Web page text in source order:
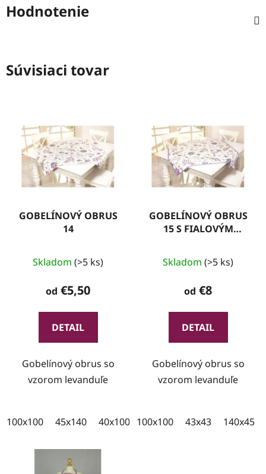
Hodnotenie
Súvisiaci tovar
GOBELÍNOVÝ OBRUS
14
Skladom (>5 ks)
od €5,50
DETAIL
Gobelínový obrus so
vzorom levanduľe
100x100 45x140 40x100 43x43 140x45 100x35
GOBELÍNOVÝ OBRUS
15 S FIALOVÝM
Skladom (>5 ks)
od €8
DETAIL
Gobelínový obrus so
vzorom levanduľe
100x100 43x43 140x45